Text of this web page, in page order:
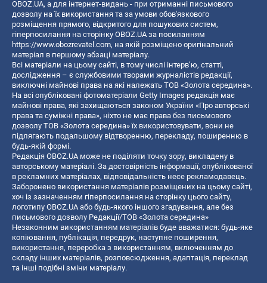
OBOZ.UA, а для інтернет-видань - при отриманні письмового
дозволу на їх використання та за умови обов'язкового
розміщення прямого, відкритого для пошукових систем,
гіперпосилання на сторінку OBOZ.UA за посиланням
https://www.obozrevatel.com, на якій розміщено оригінальний
матеріал в першому абзаці матеріалу.
Всі матеріали на цьому сайті, в тому числі інтерв’ю, статті,
дослідження – є службовими творами журналістів редакції,
виключні майнові права на які належать ТОВ «Золота середина».
На всі опубліковані фотоматеріали Getty Images редакція має
майнові права, які захищаються законом України «Про авторські
права та суміжні права», ніхто не має права без письмового
дозволу ТОВ «Золота середина» їх використовувати, вони не
підлягають подальшому відтворенню, перекладу, поширенню в
будь-якій формі.
Редакція OBOZ.UA може не поділяти точку зору, викладену в
авторському матеріалі. За достовірність інформації, опублікованої
в рекламних матеріалах, відповідальність несе рекламодавець.
Заборонено використання матеріалів розміщених на цьому сайті,
хоч із зазначенням гіперпосилання на сторінку цього сайту,
логотипу OBOZ.UA або будь-якого іншого згадування, але без
письмового дозволу Редакції/ТОВ «Золота середина»
Незаконним використанням матеріалів буде вважатися: будь-яке
копiювання, публiкацiя, передрук, наступне поширення,
використання, переробка з використанням, включенням до
складу інших матеріалів, розповсюдження, адаптація, переклад
та інші подібні зміни матеріалу.